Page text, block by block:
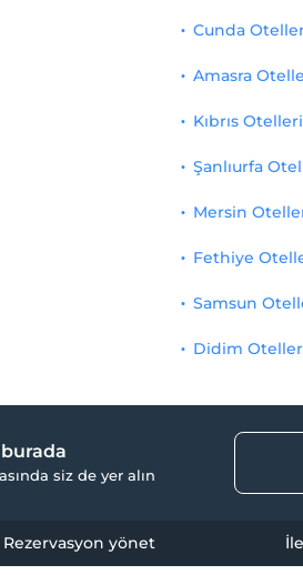
Cunda
Amasra
Kıbrıs Otelleri
Şanlıurfa
Mersin
Fethiye
Samsun
Didim
siz de yer alın
Rezervasyon yönet